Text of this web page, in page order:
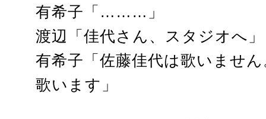
有希子「………」
渡辺「佳代さん、スタジオへ」
有希子「佐藤佳代は歌いませ
歌います」